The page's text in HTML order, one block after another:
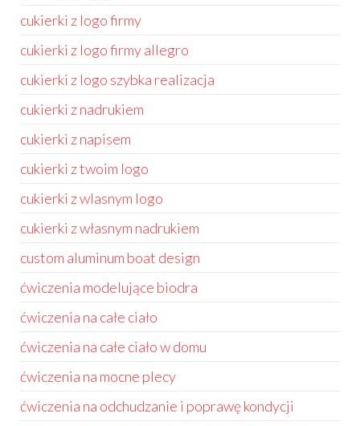
cukierki z logo firmy
cukierki z logo firmy allegro
cukierki z logo szybka realizacja
cukierki z nadrukiem
cukierki z napisem
cukierki z twoim logo
cukierki z wlasnym logo
cukierki z własnym nadrukiem
custom aluminum boat design
ćwiczenia modelujące biodra
ćwiczenia na całe ciało
ćwiczenia na całe ciało w domu
ćwiczenia na mocne plecy
ćwiczenia na odchudzanie i poprawę kondycji